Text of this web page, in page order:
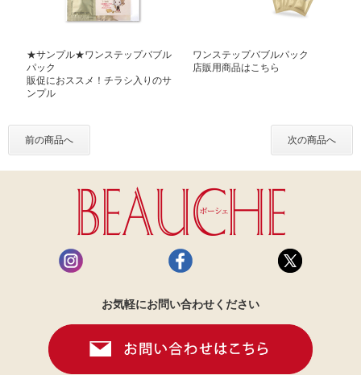
★サンプル★ワンステップバブル
パック
販促におススメ！チラシ入りのサ
ンプル
ワンステップバブルパック
店販用商品はこちら
前の商品へ 次の商品へ
お気軽にお問い合わせください